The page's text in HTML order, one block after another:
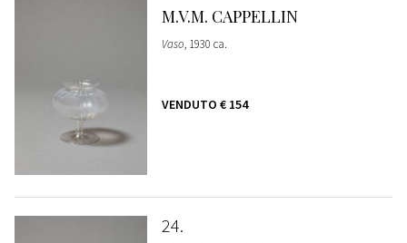
M.V.M. CAPPELLIN
Vaso, 1930 ca.
VENDUTO € 154
24